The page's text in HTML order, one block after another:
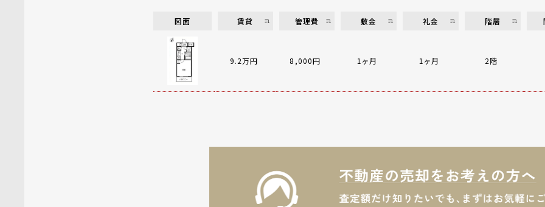
図面 賃貸 管理費 敷金 礼金 階層
9.2万円 8,000円 1ヶ月 1ヶ月 2階